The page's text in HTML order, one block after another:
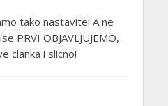
tako nastavite! A ne
PRVI OBJAVLJUJEMO,
clanka i slicno!